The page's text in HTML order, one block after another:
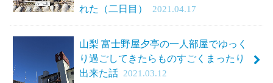
れた（二日目）
2021.04.17
山梨 富士野屋夕亭の一人部屋でゆっく
り過ごしてきたらものすごくまったり
出来た話 2021.03.12